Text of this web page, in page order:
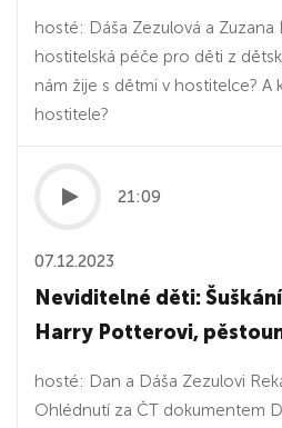
hosté: Dáša Zezulová a
hostitelská péče pro děti z
nám žije s dětmi v hostitelce? A
hostitele?
21:09
07.12.2023
Neviditelné děti:
Harry Potterovi,
hosté: Dan a Dáša Zezulovi
Ohlédnutí za ČT dokumentem